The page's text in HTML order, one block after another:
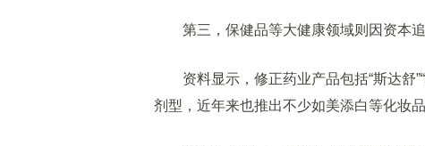
第三，保健品等大健康领域则因资本追
资料显示，修正药业产品包括“斯达舒”“
剂型，近年来也推出不少如美添白等化妆品